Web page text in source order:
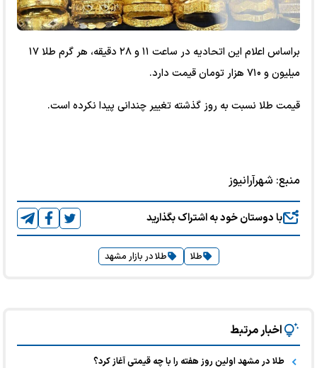
براساس اعلام این اتحادیه در ساعت ۱۱ و ۲۸ دقیقه، هر گرم طلا ۱۷
میلیون و ۷۱۰ هزار تومان قیمت دارد.
قیمت طلا نسبت به روز گذشته تغییر چندانی پیدا نکرده است.
منبع: شهرآرانیوز
با دوستان خود به اشتراک بگذارید
طلا طلا در بازار مشهد
اخبار مرتبط
طلا در مشهد اولین روز هفته را با چه قیمتی آغاز کرد؟